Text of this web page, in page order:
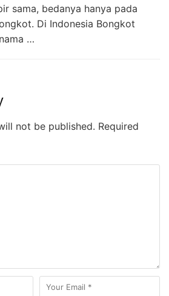
sama, bedanya hanya pada
Di Indonesia Bongkot
…
not be published. Required